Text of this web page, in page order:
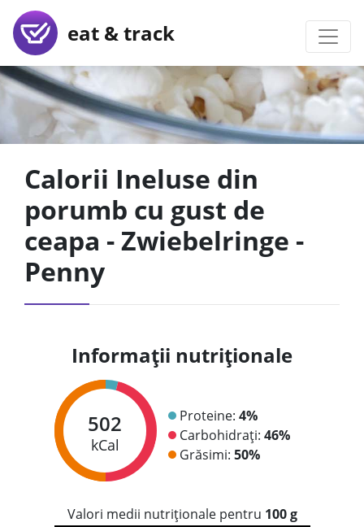
eat & track
Calorii Ineluse din
porumb cu gust de
ceapa - Zwiebelringe -
Penny
Informații nutriționale
502
kCal
Proteine: 4%
Carbohidrați: 46%
Grăsimi: 50%
Valori medii nutriționale pentru 100 g